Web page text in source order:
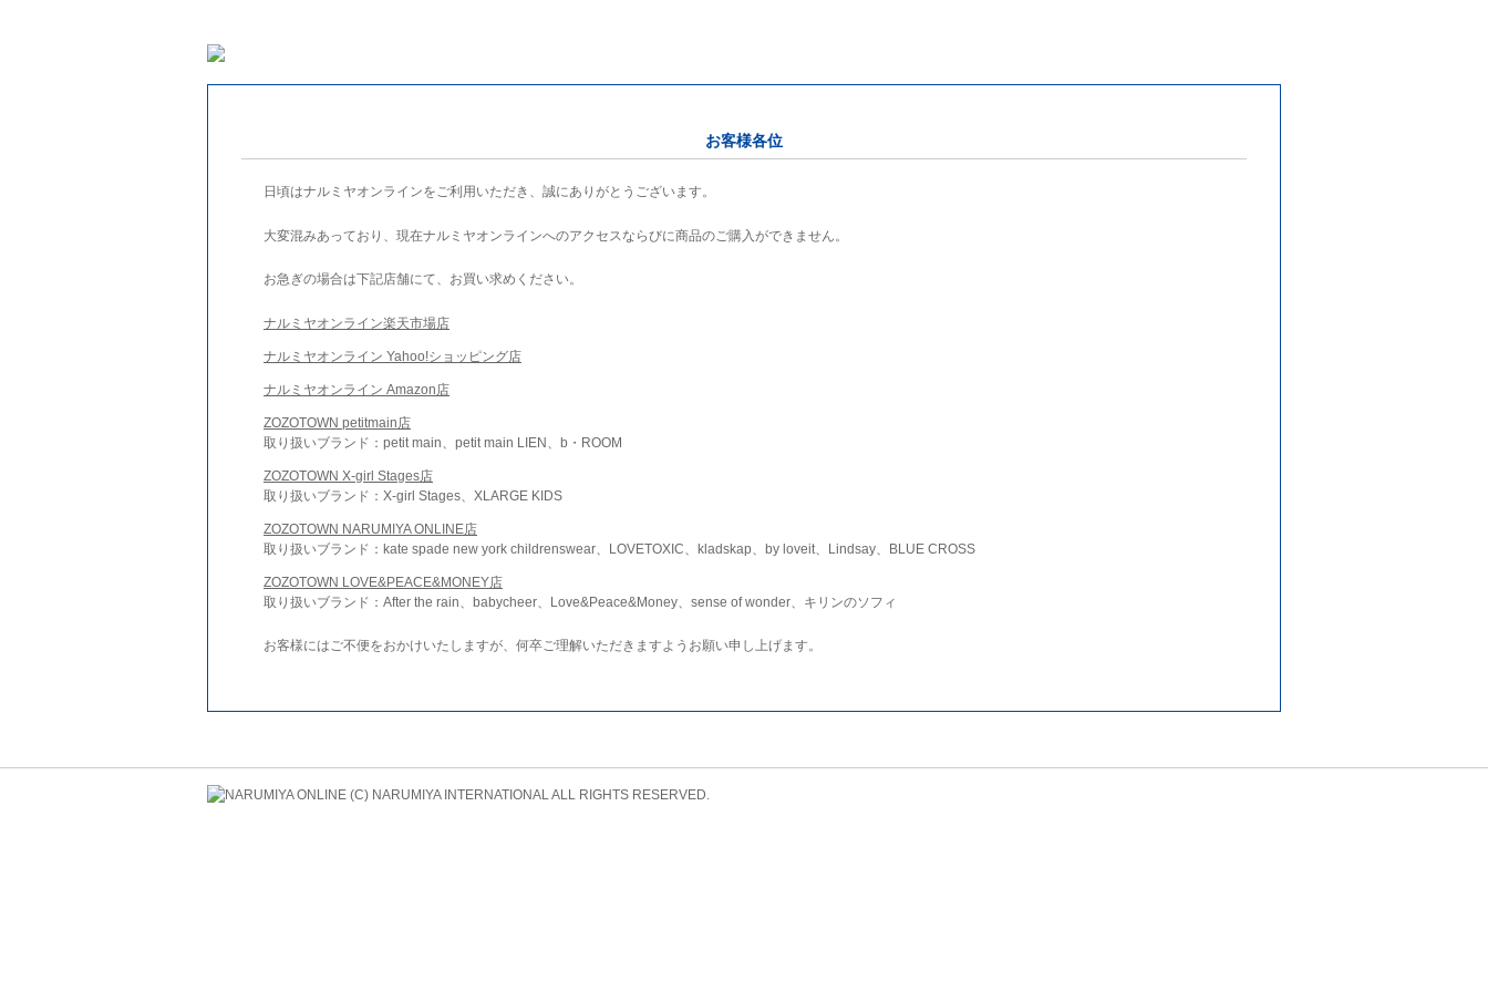
お客様各位
日頃はナルミヤオンラインをご利用いただき、誠にありがとうございます。
大変混みあっており、現在ナルミヤオンラインへのアクセスならびに商品のご購入ができません。
お急ぎの場合は下記店舗にて、お買い求めください。
ナルミヤオンライン楽天市場店
ナルミヤオンライン Yahoo!ショッピング店
ナルミヤオンライン Amazon店
ZOZOTOWN petitmain店
取り扱いブランド：petit main、petit main LIEN、b・ROOM
ZOZOTOWN X-girl Stages店
取り扱いブランド：X-girl Stages、XLARGE KIDS
ZOZOTOWN NARUMIYA ONLINE店
取り扱いブランド：kate spade new york childrenswear、LOVETOXIC、kladskap、by loveit、Lindsay、BLUE CROSS
ZOZOTOWN LOVE&PEACE&MONEY店
取り扱いブランド：After the rain、babycheer、Love&Peace&Money、sense of wonder、キリンのソフィ
お客様にはご不便をおかけいたしますが、何卒ご理解いただきますようお願い申し上げます。